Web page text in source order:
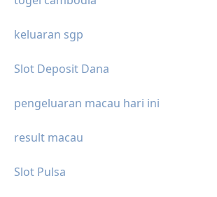
keluaran sgp
Slot Deposit Dana
pengeluaran macau hari ini
result macau
Slot Pulsa